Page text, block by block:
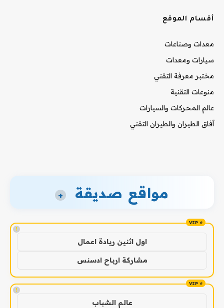
أقسام الموقع
معدات وصناعات
سيارات ومعدات
مختبر معرفة التقني
منوعات التقنية
عالم المحركات والسيارات
آفاق الطيران والطيران التقني
مواقع صديقة +
!
اول اثنين ريادة اعمال
مشاركة ارباح ادسنس
!
عالم الشباب